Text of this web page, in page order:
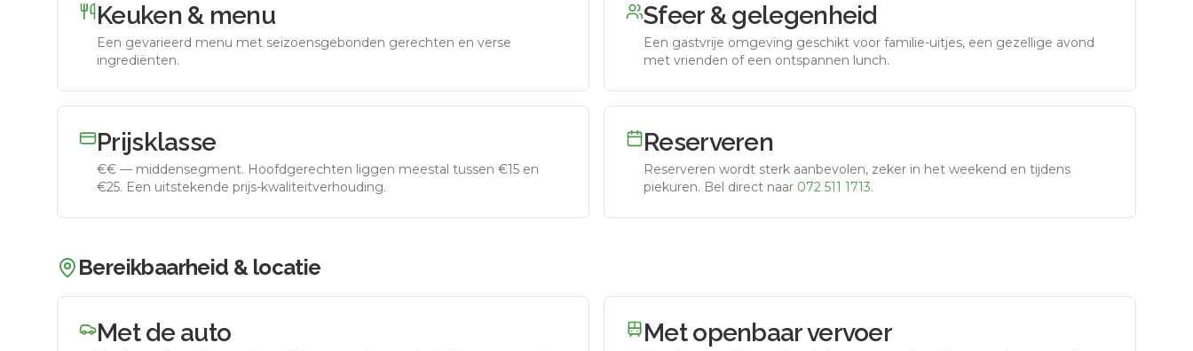
Keuken & menu
Een gevarieerd menu met seizoensgebonden gerechten en verse
ingrediënten.
Sfeer & gelegenheid
Een gastvrije omgeving geschikt voor familie-uitjes, een gezellige avond
met vrienden of een ontspannen lunch.
Prijsklasse
€€ — middensegment. Hoofdgerechten liggen meestal tussen €15 en
€25. Een uitstekende prijs-kwaliteitverhouding.
Reserveren
Reserveren wordt sterk aanbevolen, zeker in het weekend en tijdens
piekuren. Bel direct naar 072 511 1713.
Bereikbaarheid & locatie
Met de auto Met openbaar vervoer